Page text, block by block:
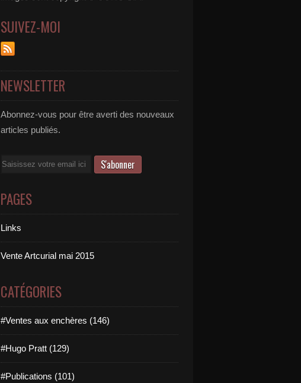
SUIVEZ-MOI
NEWSLETTER
Abonnez-vous pour être averti des nouveaux
articles publiés.
Email
PAGES
Links
Vente Artcurial mai 2015
CATÉGORIES
#Ventes aux enchères (146)
#Hugo Pratt (129)
#Publications (101)